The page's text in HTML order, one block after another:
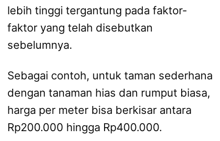
lebih tinggi tergantung pada faktor-
faktor yang telah disebutkan
sebelumnya.
Sebagai contoh, untuk taman sederhana
dengan tanaman hias dan rumput biasa,
harga per meter bisa berkisar antara
Rp200.000 hingga Rp400.000.